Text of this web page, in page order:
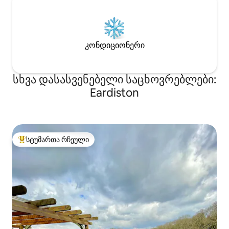
კონდიციონერი
სხვა დასასვენებელი საცხოვრებლები:
Eardiston
სტუმართა რჩეული მოწინავე ვარიანტი
სტუმართა რჩეული